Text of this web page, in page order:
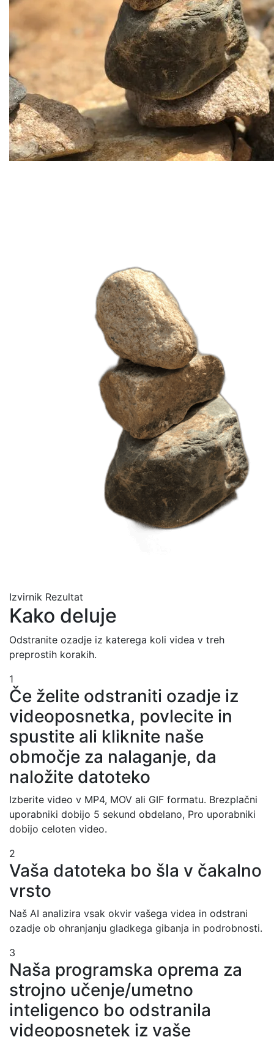
Izvirnik Rezultat
Kako deluje
Odstranite ozadje iz katerega koli videa v treh
preprostih korakih.
1
Če želite odstraniti ozadje iz
videoposnetka, povlecite in
spustite ali kliknite naše
območje za nalaganje, da
naložite datoteko
Izberite video v MP4, MOV ali GIF formatu. Brezplačni
uporabniki dobijo 5 sekund obdelano, Pro uporabniki
dobijo celoten video.
2
Vaša datoteka bo šla v čakalno
vrsto
Naš AI analizira vsak okvir vašega videa in odstrani
ozadje ob ohranjanju gladkega gibanja in podrobnosti.
3
Naša programska oprema za
strojno učenje/umetno
inteligenco bo odstranila
videoposnetek iz vaše